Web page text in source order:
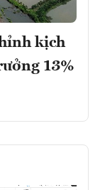
kịch
13%